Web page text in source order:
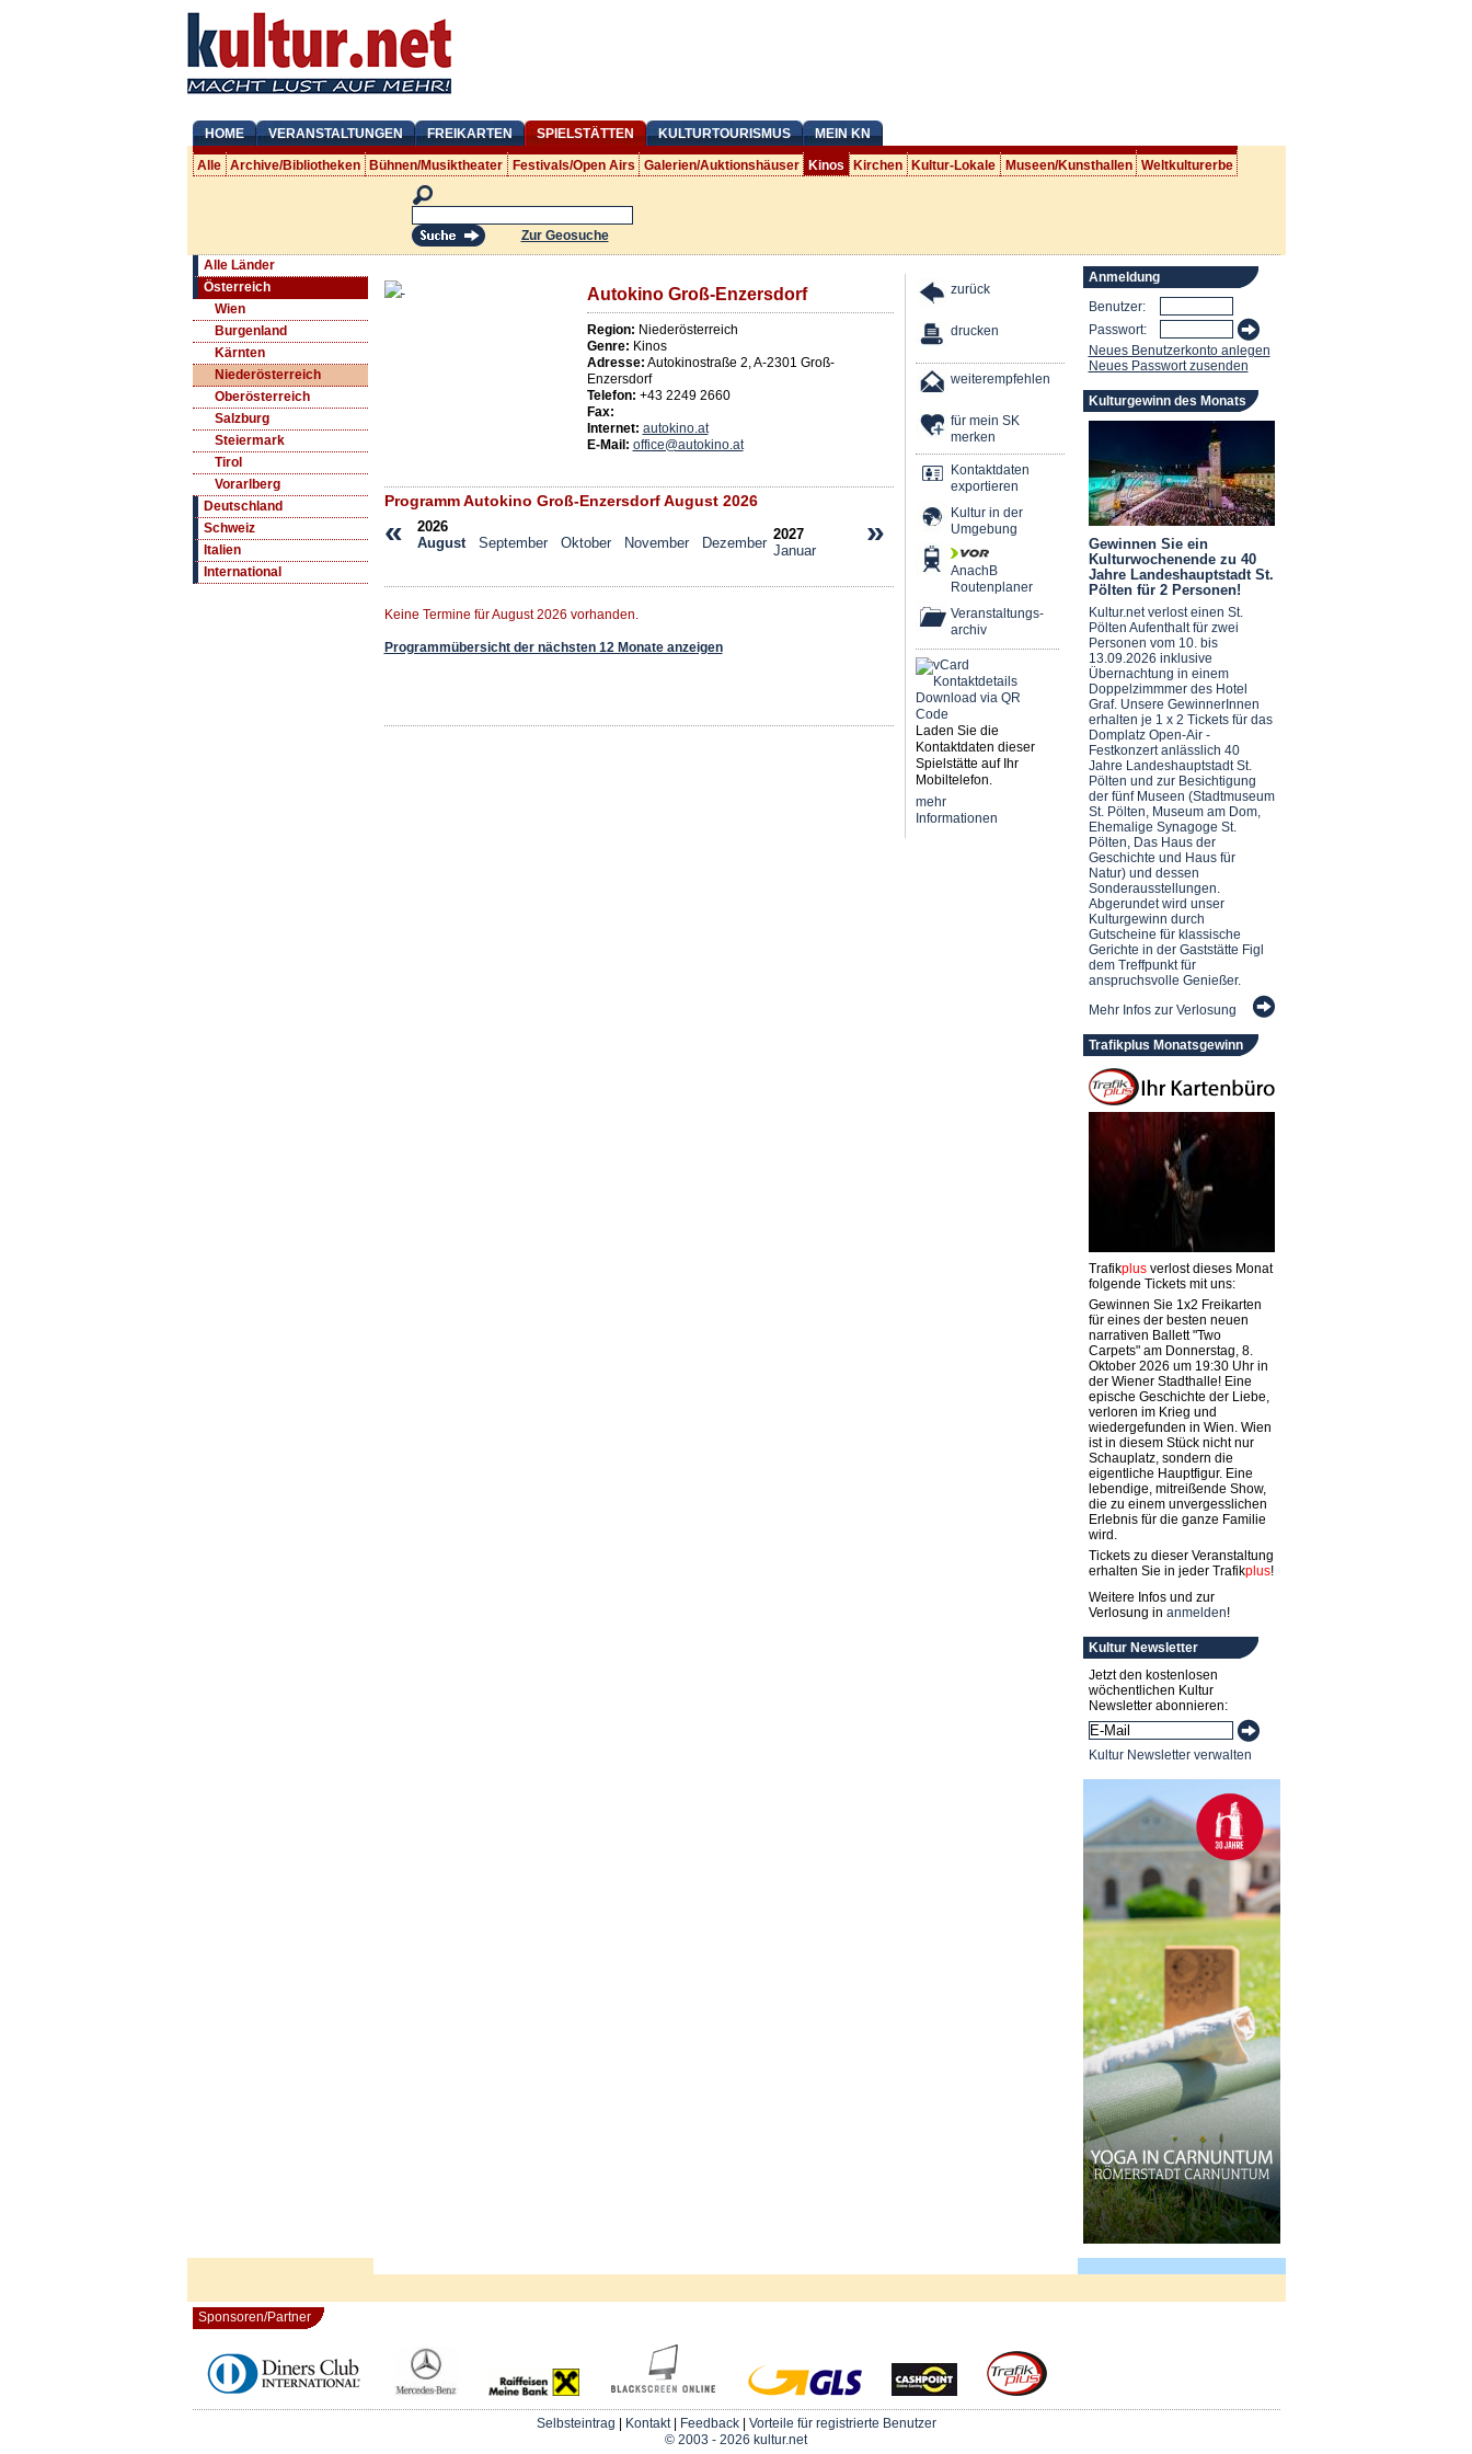
HOME VERANSTALTUNGEN FREIKARTEN SPIELSTÄTTEN KULTURTOURISMUS MEIN KN
Alle Archive/Bibliotheken Bühnen/Musiktheater Festivals/Open Airs Galerien/Auktionshäuser Kinos Kirchen Kultur-Lokale Museen/Kunsthallen Weltkulturerbe
Zur Geosuche
Alle Länder
Österreich
Wien
Burgenland
Kärnten
Niederösterreich
Oberösterreich
Salzburg
Steiermark
Tirol
Vorarlberg
Deutschland
Schweiz
Italien
International
Autokino Groß-Enzersdorf
Region: Niederösterreich
Genre: Kinos
Adresse: Autokinostraße 2,A-2301 Groß-
Enzersdorf
Telefon: +43 2249 2660
Fax:
Internet: autokino.at
E-Mail: office@autokino.at
Programm Autokino Groß-Enzersdorf August 2026
« »
2026
August
September Oktober November Dezember
2027
Januar
Keine Termine für August 2026 vorhanden.
Programmübersicht der nächsten 12 Monate anzeigen
zurück
drucken
weiterempfehlen
für mein SK
merken
Kontaktdaten
exportieren
Kultur in der
Umgebung
AnachB
Routenplaner
Veranstaltungs-
archiv
Laden Sie die
Kontaktdaten dieser
Spielstätte auf Ihr
Mobiltelefon.
mehr
Informationen
Anmeldung
Benutzer:
Passwort:
Neues Benutzerkonto anlegen
Neues Passwort zusenden
Kulturgewinn des Monats
Gewinnen Sie ein
Kulturwochenende zu 40
Jahre Landeshauptstadt St.
Pölten für 2 Personen!
Kultur.net verlost einen St.
Pölten Aufenthalt für zwei
Personen vom 10. bis
13.09.2026 inklusive
Übernachtung in einem
Doppelzimmmer des Hotel
Graf. Unsere GewinnerInnen
erhalten je 1 x 2 Tickets für das
Domplatz Open-Air -
Festkonzert anlässlich 40
Jahre Landeshauptstadt St.
Pölten und zur Besichtigung
der fünf Museen (Stadtmuseum
St. Pölten, Museum am Dom,
Ehemalige Synagoge St.
Pölten, Das Haus der
Geschichte und Haus für
Natur) und dessen
Sonderausstellungen.
Abgerundet wird unser
Kulturgewinn durch
Gutscheine für klassische
Gerichte in der Gaststätte Figl
dem Treffpunkt für
anspruchsvolle Genießer.
Mehr Infos zur Verlosung
Trafikplus Monatsgewinn
Trafikplusverlost dieses Monat
folgende Tickets mit uns:
Gewinnen Sie 1x2 Freikarten
für eines der besten neuen
narrativen Ballett "Two
Carpets" am Donnerstag, 8.
Oktober 2026 um 19:30 Uhr in
der Wiener Stadthalle! Eine
epische Geschichte der Liebe,
verloren im Krieg und
wiedergefunden in Wien. Wien
ist in diesem Stück nicht nur
Schauplatz, sondern die
eigentliche Hauptfigur. Eine
lebendige, mitreißende Show,
die zu einem unvergesslichen
Erlebnis für die ganze Familie
wird.
Tickets zu dieser Veranstaltung
erhalten Sie in jeder Trafikplus!
Weitere Infos und zur
Verlosung in anmelden!
Kultur Newsletter
Jetzt den kostenlosen
wöchentlichen Kultur
Newsletter abonnieren:
Kultur Newsletter verwalten
Sponsoren/Partner
Selbsteintrag Kontakt| Feedback| Vorteile für registrierte Benutzer
© 2003 - 2026 kultur.net